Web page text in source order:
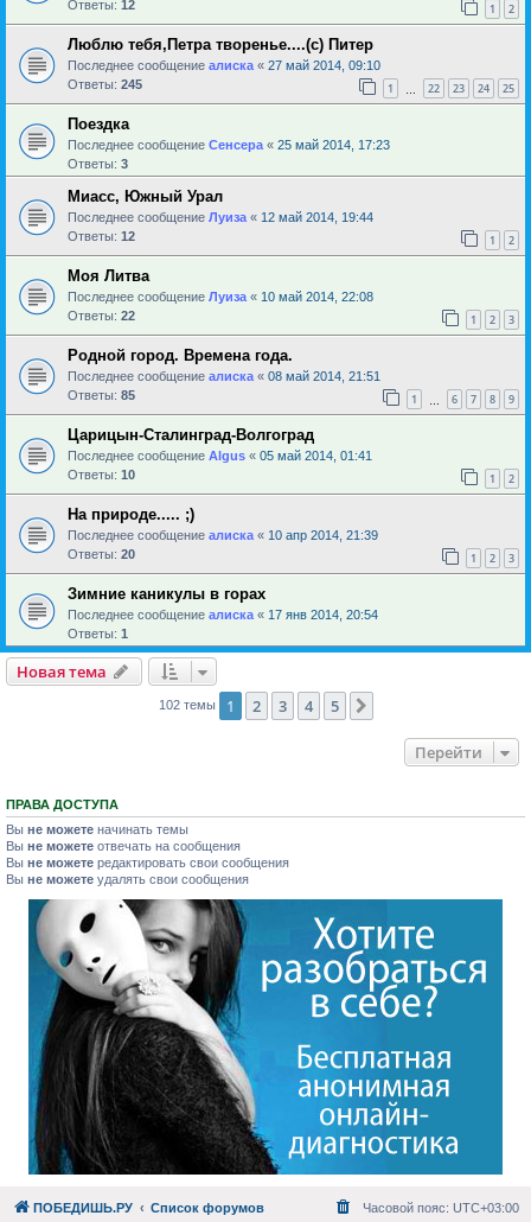
Ответы: 12 1 2
Люблю тебя,Петра творенье....(с) Питер
Последнее сообщение алиска « 27 май 2014, 09:10
Ответы: 245 1 22 23 24 25
Поездка
Последнее сообщение Сенсера « 25 май 2014, 17:23
Ответы: 3
Миасс, Южный Урал
Последнее сообщение Луиза « 12 май 2014, 19:44
Ответы: 12 1 2
Моя Литва
Последнее сообщение Луиза « 10 май 2014, 22:08
Ответы: 22 1 2 3
Родной город. Времена года.
Последнее сообщение алиска « 08 май 2014, 21:51
Ответы: 85 1 6 7 8 9
Царицын-Сталинград-Волгоград
Последнее сообщение Algus « 05 май 2014, 01:41
Ответы: 10 1 2
На природе..... ;)
Последнее сообщение алиска « 10 апр 2014, 21:39
Ответы: 20 1 2 3
Зимние каникулы в горах
Последнее сообщение алиска « 17 янв 2014, 20:54
Ответы: 1
Новая тема
102 темы 1 2 3 4 5
Перейти
ПРАВА ДОСТУПА
Вы не можете начинать темы
Вы не можете отвечать на сообщения
Вы не можете редактировать свои сообщения
Вы не можете удалять свои сообщения
ПОБЕДИШЬ.РУ Список форумов Часовой пояс: UTC+03:00